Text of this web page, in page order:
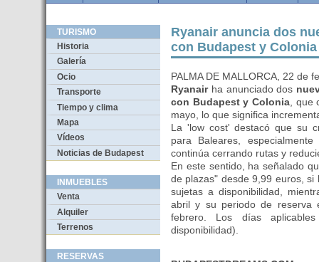
TURISMO
Historia
Galería
Ocio
Transporte
Tiempo y clima
Mapa
Vídeos
Noticias de Budapest
INMUEBLES
Venta
Alquiler
Terrenos
RESERVAS
Ryanair anuncia dos
con Budapest y Colonia
PALMA DE MALLORCA, 22 de
Ryanairha anunciado dos
con Budapest y Colonia ,
mayo, lo que significa
La 'low cost' destacó que su
para Baleares,
continúa cerrando rutas y
En este sentido, ha señalado
de plazas" desde 9,99 euros,
sujetas a disponibilidad,
abril y su periodo de reserva
febrero. Los días
disponibilidad).